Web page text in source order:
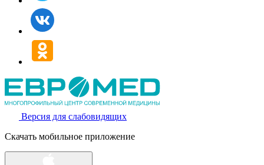
Версия для слабовидящих
Скачать мобильное приложение